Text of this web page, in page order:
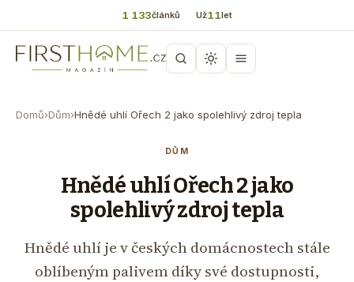
1 133článků Už11let
Domů›Dům›Hnědé uhlí Ořech 2 jako spolehlivý zdroj tepla
DŮM
Hnědé uhlí Ořech 2 jako
spolehlivý zdroj tepla
Hnědé uhlí je v českých domácnostech stále
oblíbeným palivem díky své dostupnosti,